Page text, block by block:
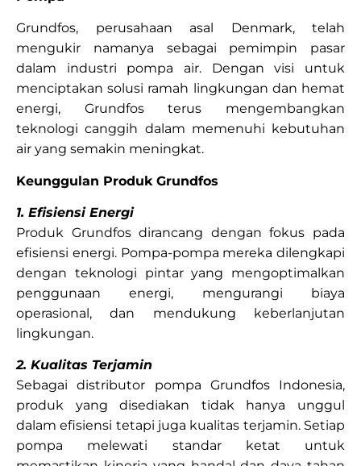
Grundfos, perusahaan asal Denmark, telah
mengukir namanya sebagai pemimpin pasar
dalam industri pompa air. Dengan visi untuk
menciptakan solusi ramah lingkungan dan hemat
energi, Grundfos terus mengembangkan
teknologi canggih dalam memenuhi kebutuhan
air yang semakin meningkat.
Keunggulan Produk Grundfos
1. Efisiensi Energi
Produk Grundfos dirancang dengan fokus pada
efisiensi energi. Pompa-pompa mereka dilengkapi
dengan teknologi pintar yang mengoptimalkan
penggunaan energi, mengurangi biaya
operasional, dan mendukung keberlanjutan
lingkungan.
2. Kualitas Terjamin
Sebagai distributor pompa Grundfos Indonesia,
produk yang disediakan tidak hanya unggul
dalam efisiensi tetapi juga kualitas terjamin. Setiap
pompa melewati standar ketat untuk